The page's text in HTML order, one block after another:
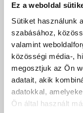
Ez a weboldal
Sütiket használunk
szabásához,
valamint
közösségi média-,
megosztjuk az Ön
adatait, akik
adatokkal,
Ön által használt